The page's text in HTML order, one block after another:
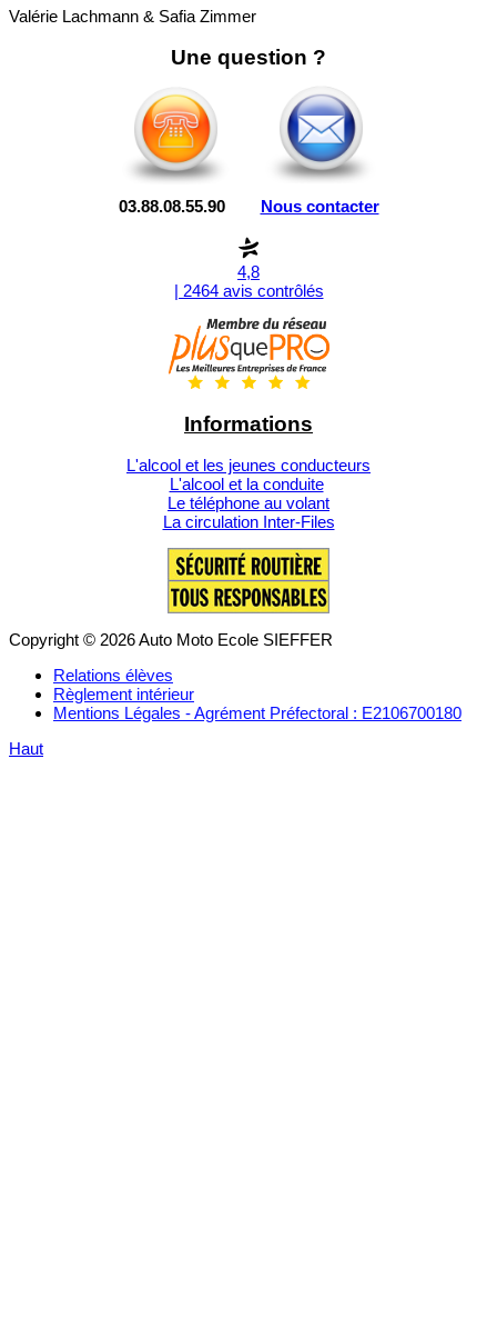
Valérie Lachmann & Safia Zimmer
Une question ?
03.88.08.55.90 Nous contacter
4,8
| 2464 avis contrôlés
Informations
L'alcool et les jeunes conducteurs
L'alcool et la conduite
Le téléphone au volant
La circulation Inter-Files
Copyright © 2026 Auto Moto Ecole SIEFFER
Relations élèves
Règlement intérieur
Mentions Légales - Agrément Préfectoral : E2106700180
Haut